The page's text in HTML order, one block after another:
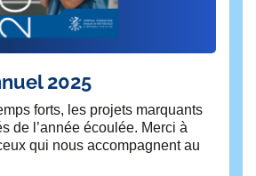
2025
forts, les projets marquants
de l’année écoulée. Merci à
qui nous accompagnent au